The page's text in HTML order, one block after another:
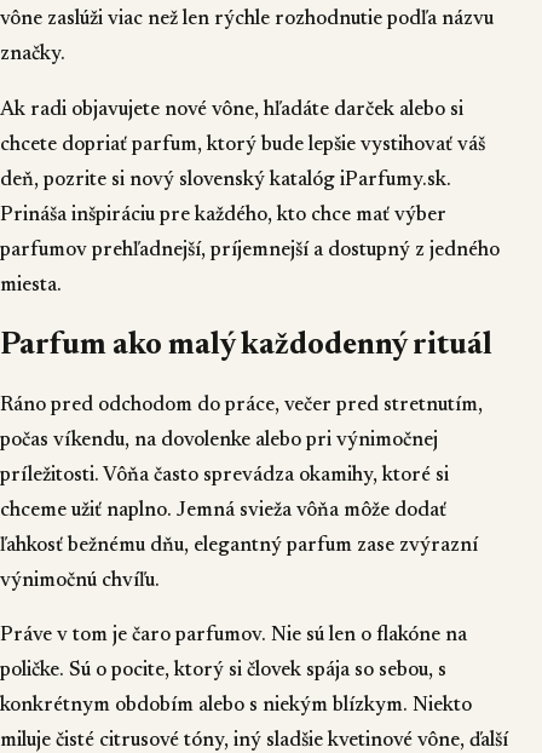
vône zaslúži viac než len rýchle rozhodnutie podľa názvu
značky.
Ak radi objavujete nové vône, hľadáte darček alebo si
chcete dopriať parfum, ktorý bude lepšie vystihovať váš
deň, pozrite si nový slovenský katalóg iParfumy.sk.
Prináša inšpiráciu pre každého, kto chce mať výber
parfumov prehľadnejší, príjemnejší a dostupný z jedného
miesta.
Parfum ako malý každodenný rituál
Ráno pred odchodom do práce, večer pred stretnutím,
počas víkendu, na dovolenke alebo pri výnimočnej
príležitosti. Vôňa často sprevádza okamihy, ktoré si
chceme užiť naplno. Jemná svieža vôňa môže dodať
ľahkosť bežnému dňu, elegantný parfum zase zvýrazní
výnimočnú chvíľu.
Práve v tom je čaro parfumov. Nie sú len o flakóne na
poličke. Sú o pocite, ktorý si človek spája so sebou, s
konkrétnym obdobím alebo s niekým blízkym. Niekto
miluje čisté citrusové tóny, iný sladšie kvetinové vône, ďalší